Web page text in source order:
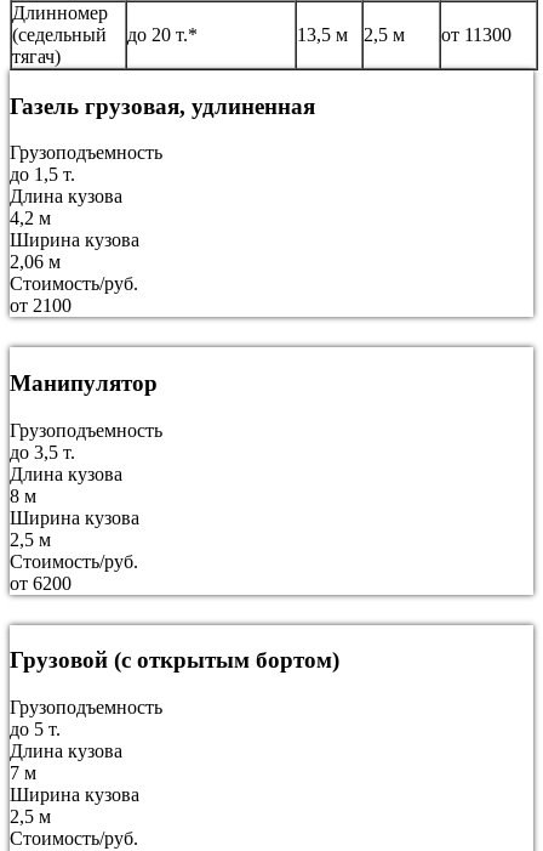
Длинномер
(седельный
тягач)
до 20 т.* 13,5 м 2,5 м от 11300
Газель грузовая, удлиненная
Грузоподъемность
до 1,5 т.
Длина кузова
4,2 м
Ширина кузова
2,06 м
Стоимость/руб.
от 2100
Манипулятор
Грузоподъемность
до 3,5 т.
Длина кузова
8 м
Ширина кузова
2,5 м
Стоимость/руб.
от 6200
Грузовой (с открытым бортом)
Грузоподъемность
до 5 т.
Длина кузова
7 м
Ширина кузова
2,5 м
Стоимость/руб.